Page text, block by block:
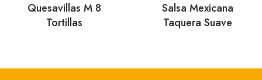
Quesavillas M 8
Tortillas
Salsa Mexicana
Taquera Suave